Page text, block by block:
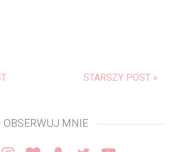
STARSZY POST »
OBSERWUJ MNIE